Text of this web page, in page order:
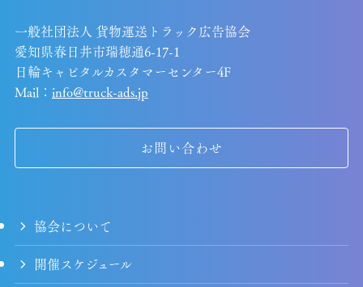
一般社団法人 貨物運送トラック広告協会
愛知県春日井市瑞穂通6-17-1
日輪キャピタルカスタマーセンター4F
Mail： info@truck-ads.jp
お問い合わせ
協会について
開催スケジュール